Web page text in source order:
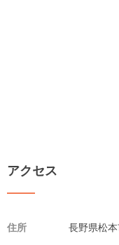
アクセス
住所 長野県松